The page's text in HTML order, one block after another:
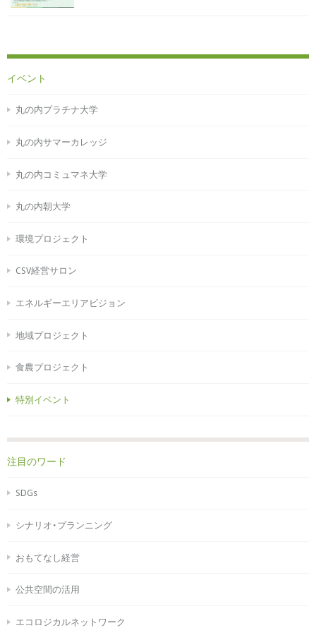
イベント
丸の内プラチナ大学
丸の内サマーカレッジ
丸の内コミュマネ大学
丸の内朝大学
環境プロジェクト
CSV経営サロン
エネルギーエリアビジョン
地域プロジェクト
食農プロジェクト
特別イベント
注目のワード
SDGs
シナリオ・プランニング
おもてなし経営
公共空間の活用
エコロジカルネットワーク